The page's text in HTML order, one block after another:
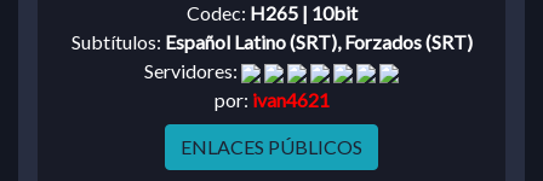
Codec: H265 | 10bit
Subtítulos: Español Latino (SRT), Forzados (SRT)
Servidores:
por: ivan4621
ENLACES PÚBLICOS